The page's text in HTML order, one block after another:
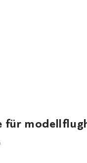
für